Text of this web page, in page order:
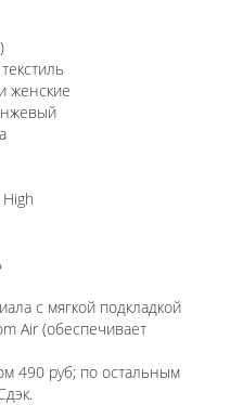
женские
с мягкой подкладкой
Air (обеспечивает
490 руб; по остальным